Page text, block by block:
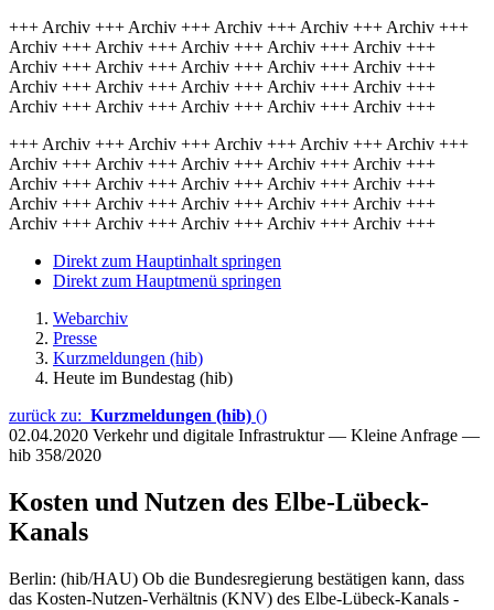
+++ Archiv +++ Archiv +++ Archiv +++ Archiv +++ Archiv +++
Archiv +++ Archiv +++ Archiv +++ Archiv +++ Archiv +++
Archiv +++ Archiv +++ Archiv +++ Archiv +++ Archiv +++
Archiv +++ Archiv +++ Archiv +++ Archiv +++ Archiv +++
Archiv +++ Archiv +++ Archiv +++ Archiv +++ Archiv +++
+++ Archiv +++ Archiv +++ Archiv +++ Archiv +++ Archiv +++
Archiv +++ Archiv +++ Archiv +++ Archiv +++ Archiv +++
Archiv +++ Archiv +++ Archiv +++ Archiv +++ Archiv +++
Archiv +++ Archiv +++ Archiv +++ Archiv +++ Archiv +++
Archiv +++ Archiv +++ Archiv +++ Archiv +++ Archiv +++
Direkt zum Hauptinhalt springen
Direkt zum Hauptmenü springen
Webarchiv
Presse
Kurzmeldungen (hib)
Heute im Bundestag (hib)
zurück zu: Kurzmeldungen (hib) ()
02.04.2020 Verkehr und digitale Infrastruktur — Kleine Anfrage —
hib 358/2020
Kosten und Nutzen des Elbe-Lübeck-
Kanals
Berlin: (hib/HAU) Ob die Bundesregierung bestätigen kann, dass
das Kosten-Nutzen-Verhältnis (KNV) des Elbe-Lübeck-Kanals -